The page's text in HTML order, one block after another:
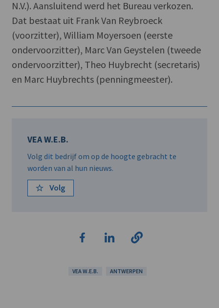
N.V.). Aansluitend werd het Bureau verkozen.
Dat bestaat uit Frank Van Reybroeck
(voorzitter), William Moyersoen (eerste
ondervoorzitter), Marc Van Geystelen (tweede
ondervoorzitter), Theo Huybrecht (secretaris)
en Marc Huybrechts (penningmeester).
VEA W.E.B.
Volg dit bedrijf om op de hoogte gebracht te
worden van al hun nieuws.
Volg
VEA W.E.B. ANTWERPEN